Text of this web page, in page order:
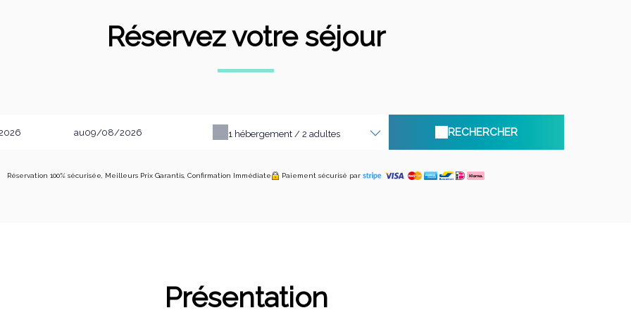
Réservez votre séjour
au 1 hébergement / 2 adultes RECHERCHER
Réservation 100% sécurisée, Meilleurs Prix Garantis, Confirmation Immédiate Paiement sécurisé par
Présentation